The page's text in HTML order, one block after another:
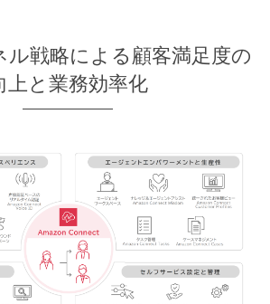
ル戦略による顧客満足度の
上と業務効率化